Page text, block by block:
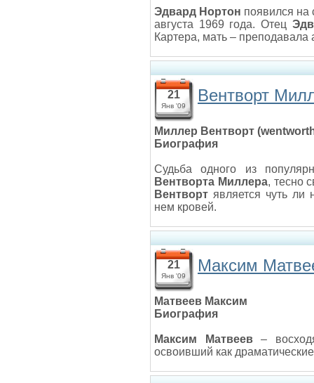
Эдвард Нортон появился на
августа 1969 года. Отец
Картера, мать – преподавала
21
Янв '09
Вентворт
Миллер Вентворт
Биография
Судьба одного из
Вентворта Миллера, тесно
Вентворт является чуть
нем кровей.
21
Янв '09
Максим
Матвеев Максим
Биография
Максим Матвеев–
освоивший как